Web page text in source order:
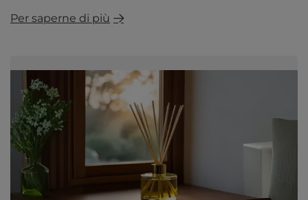
Per saperne di più